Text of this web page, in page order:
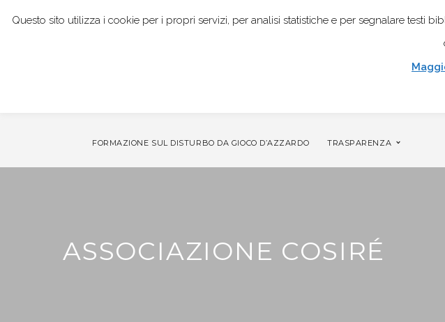
GENOGRAMMA
FORMAZIONE SUL DISTURBO DA GIOCO D’AZZARDO TRASPARENZA
ASSOCIAZIONE COSIRÉ
Questo sito utilizza i cookie per i propri servizi, per analisi statistiche e per segnalare testi